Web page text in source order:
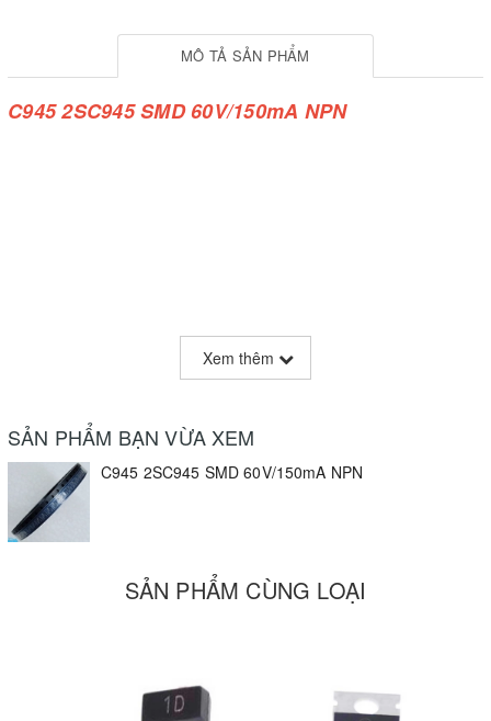
MÔ TẢ SẢN PHẨM
C945 2SC945 SMD 60V/150mA NPN
Xem thêm
SẢN PHẨM BẠN VỪA XEM
C945 2SC945 SMD 60V/150mA NPN
SẢN PHẨM CÙNG LOẠI